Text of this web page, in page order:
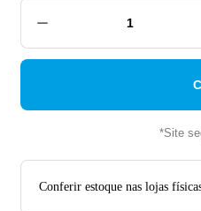
*Site
Conferir estoque nas lojas